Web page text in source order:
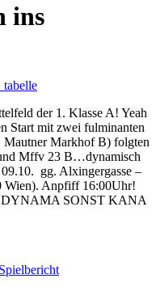
ins
der 1. Klasse A! Yeah
Start mit zwei fulminanten
Mautner Markhof B) folgten
Mffv 23 B…dynamisch
09.10. gg. Alxingergasse –
Wien). Anpfiff 16:00Uhr!
DYNAMA SONST KANA
Spielbericht